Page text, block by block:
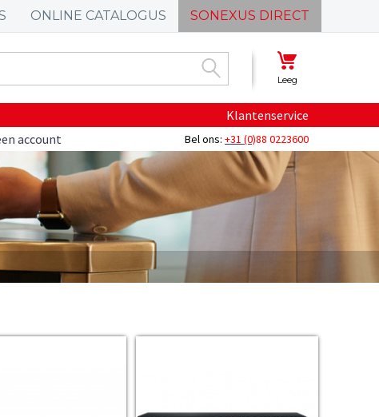
ONLINE CATALOGUS SONEXUS DIRECT
Leeg
Klantenservice
account Bel ons: +31 (0)88 0223600